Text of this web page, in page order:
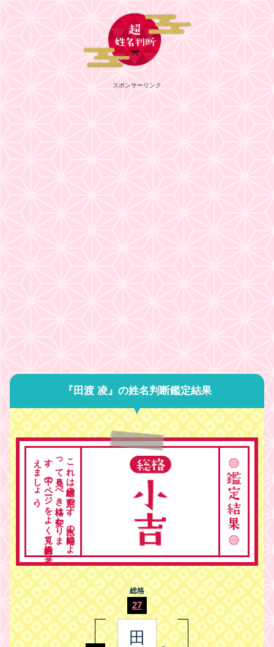
スポンサーリンク
『田渡 凌』の姓名判断鑑定結果
こ
れ
は
総格の
判定で
す
。
人生の
時期に
よ
っ
て
見る
べ
き
格は
変わ
り
ま
す
。
下の
ペ
ージ
を
よ
く
見て
総合的に
考
え
ま
し
ょ
う
。
総格
27
田